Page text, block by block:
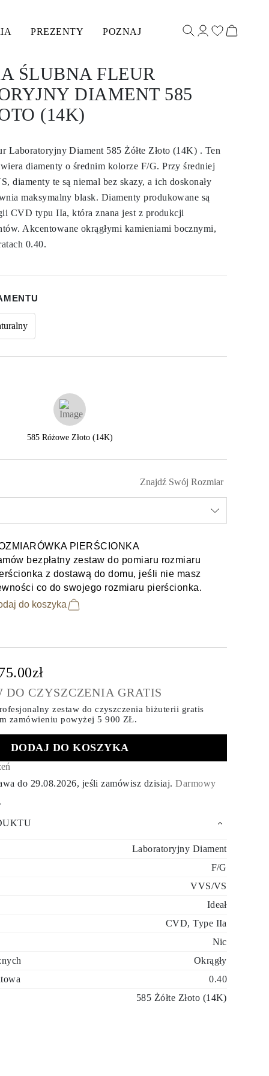
PREZENTY POZNAJ
ŚLUBNA FLEUR
DIAMENT 585
(14K)
Laboratoryjny Diament 585 Żółte Złoto (14K) . Ten
diamenty o średnim kolorze F/G. Przy średniej
diamenty te są niemal bez skazy, a ich doskonały
maksymalny blask. Diamenty produkowane są
CVD typu IIa, która znana jest z produkcji
Akcentowane okrągłymi kamieniami bocznymi,
0.40.
585 Różowe Złoto (14K)
Znajdź Swój Rozmiar
PIERŚCIONKA
bezpłatny zestaw do pomiaru rozmiaru
z dostawą do domu, jeśli nie masz
co do swojego rozmiaru pierścionka.
do koszyka
DO CZYSZCZENIA GRATIS
zestaw do czyszczenia biżuterii gratis
zamówieniupowyżej 5 900 ZŁ.
DODAJ DO KOSZYKA
do 29.08.2026, jeśli zamówisz dzisiaj.Darmowy
Laboratoryjny Diament
F/G
VVS/VS
Ideał
CVD, Type IIa
Nic
Okrągły
0.40
585 Żółte Złoto (14K)